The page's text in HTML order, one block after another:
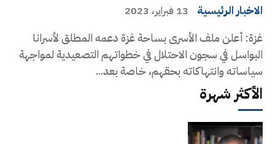
الاخبار الرئيسية 13 فبراير، 2023
غزة: أعلن ملف الأسرى بساحة غزة دعمه المطلق لأسرانا
البواسل في سجون الاحتلال في خطواتهم التصعيدية لمواجهة
سياساته وانتهاكاته بحقهم، خاصة بعد...
الأكثر شهرة